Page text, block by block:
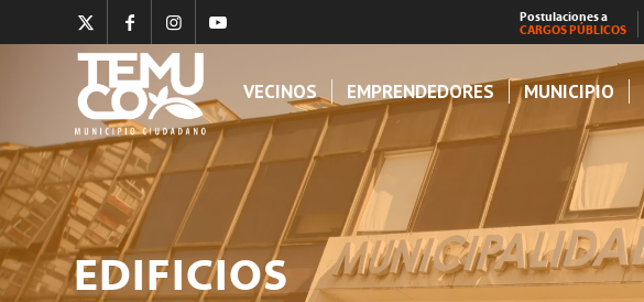
Postulaciones a
CARGOS PÚBLICOS
VECINOS EMPRENDEDORES MUNICIPIO
EDIFICIOS